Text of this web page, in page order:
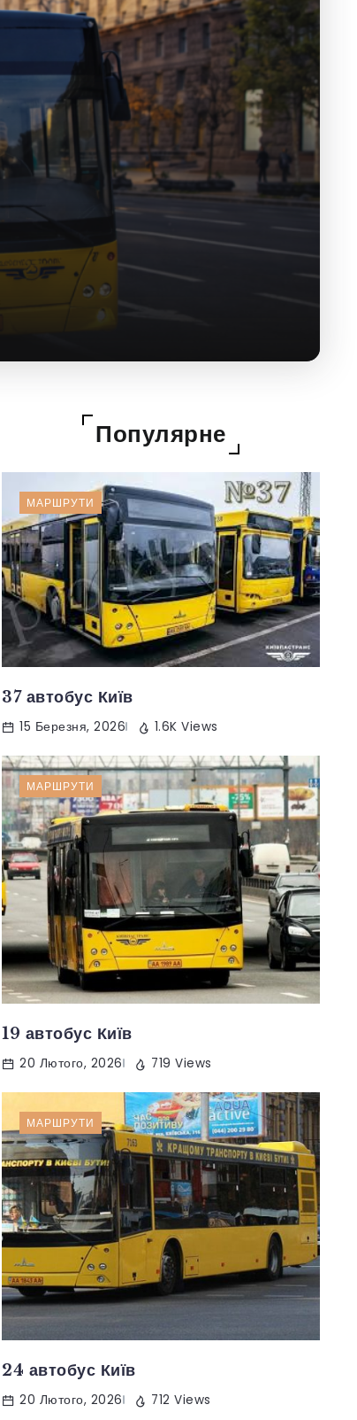
Популярне
МАРШРУТИ
37 автобус Київ
15 Березня, 2026 1.6K Views
МАРШРУТИ
19 автобус Київ
20 Лютого, 2026 719 Views
МАРШРУТИ
24 автобус Київ
20 Лютого, 2026 712 Views